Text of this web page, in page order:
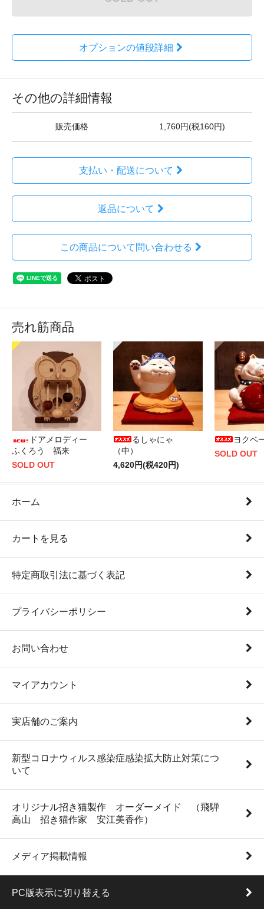
オプションの値段詳細
その他の詳細情報
販売価格 1,760円(税160円)
支払い・配送について
返品について
この商品について問い合わせる
売れ筋商品
ドアメロディー
ふくろう 福来
SOLD OUT
るしゃにゃ
（中）
4,620円(税420円)
ヨクベ
SOLD OUT
ホーム
カートを見る
特定商取引法に基づく表記
プライバシーポリシー
お問い合わせ
マイアカウント
実店舗のご案内
新型コロナウィルス感染症感染拡大防止対策につ
いて
オリジナル招き猫製作 オーダーメイド （飛騨
高山 招き猫作家 安江美香作）
メディア掲載情報
PC版表示に切り替える